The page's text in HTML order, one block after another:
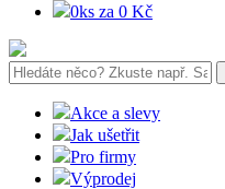
0ks za 0 Kč
Akce a slevy
Jak ušetřit
Pro firmy
Výprodej